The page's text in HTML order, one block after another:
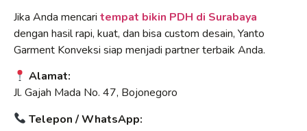
Jika Anda mencari tempat bikin PDH di Surabaya
dengan hasil rapi, kuat, dan bisa custom desain, Yanto
Garment Konveksi siap menjadi partner terbaik Anda.
Alamat:
Jl. Gajah Mada No. 47, Bojonegoro
Telepon / WhatsApp: